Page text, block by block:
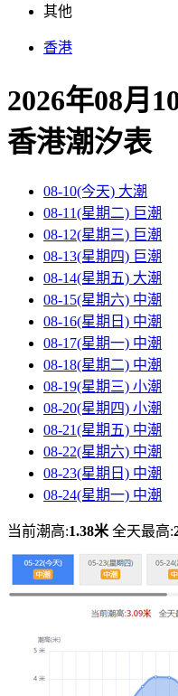
其他
香港
2026年08月
香港潮汐表
08-10(今天) 大潮
08-11(星期二) 巨潮
08-12(星期三) 巨潮
08-13(星期四) 巨潮
08-14(星期五) 大潮
08-15(星期六) 中潮
08-16(星期日) 中潮
08-17(星期一) 中潮
08-18(星期二) 中潮
08-19(星期三) 小潮
08-20(星期四) 小潮
08-21(星期五) 中潮
08-22(星期六) 中潮
08-23(星期日) 中潮
08-24(星期一) 中潮
当前潮高:1.38米 全天最高: